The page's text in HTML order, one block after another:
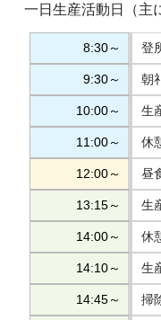
一日生産活動日（主
8:30～ 登
9:30～ 朝
10:00～ 生
11:00～ 休
12:00～ 昼
13:15～ 生
14:00～ 休
14:10～ 生
14:45～ 掃